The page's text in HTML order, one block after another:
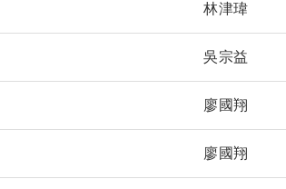
林津瑋
吳宗益
廖國翔
廖國翔